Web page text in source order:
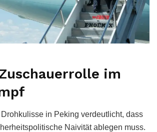
im
in Peking verdeutlicht, dass
Naivität ablegen muss.